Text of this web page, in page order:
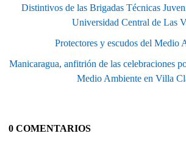
Distintivos de las Brigadas Técnicas
Universidad Central de Las
Protectores y escudos del Medio
Manicaragua, anfitrión de las celebraciones
Medio Ambiente en Villa
0 COMENTARIOS